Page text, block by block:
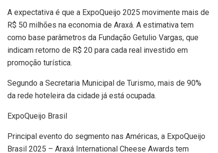
A expectativa é que a ExpoQueijo 2025 movimente mais de
R$ 50 milhões na economia de Araxá. A estimativa tem
como base parâmetros da Fundação Getulio Vargas, que
indicam retorno de R$ 20 para cada real investido em
promoção turística.
Segundo a Secretaria Municipal de Turismo, mais de 90%
da rede hoteleira da cidade já está ocupada.
ExpoQueijo Brasil
Principal evento do segmento nas Américas, a ExpoQueijo
Brasil 2025 – Araxá International Cheese Awards tem